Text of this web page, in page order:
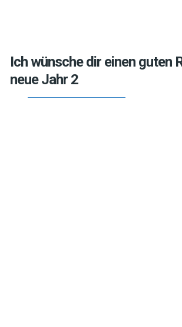
Ich wünsche dir einen guten
neue Jahr 2